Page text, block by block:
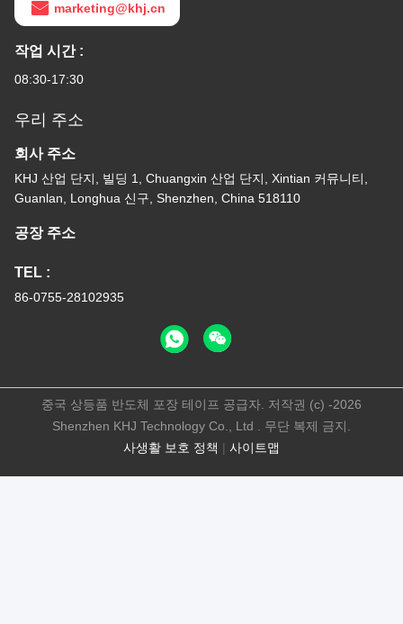
marketing@khj.cn
작업 시간 :
08:30-17:30
우리 주소
회사 주소
KHJ 산업 단지, 빌딩 1, Chuangxin 산업 단지, Xintian 커뮤니티,
Guanlan, Longhua 신구, Shenzhen, China 518110
공장 주소
TEL :
86-0755-28102935
사생활 보호 정책 | 사이트맵
중국 상등품 반도체 포장 테이프 공급자. 저작권 (c) -2026
Shenzhen KHJ Technology Co., Ltd . 무단 복제 금지.